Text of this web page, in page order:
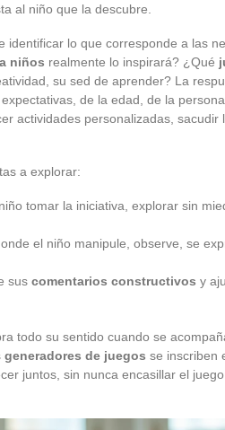
al niño que la descubre.
identificar lo que corresponde a las
niños realmente lo inspirará? ¿Qué
su sed de aprender? La
de la edad, de la
actividades personalizadas, sacudir
a explorar:
tomar la iniciativa, explorar sin
el niño manipule, observe, se
sus comentarios constructivos y
todo su sentido cuando se
generadores de juegos se inscriben
juntos, sin nunca encasillar el